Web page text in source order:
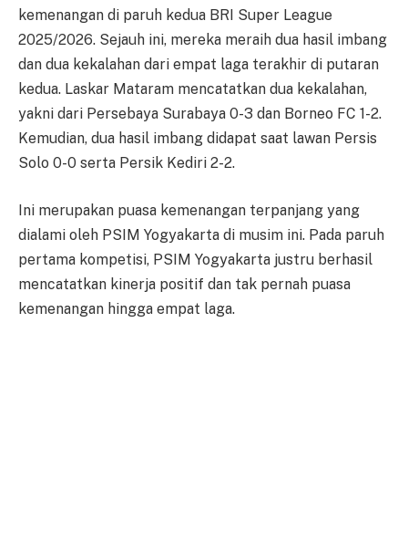
kemenangan di paruh kedua BRI Super League
2025/2026. Sejauh ini, mereka meraih dua hasil imbang
dan dua kekalahan dari empat laga terakhir di putaran
kedua. Laskar Mataram mencatatkan dua kekalahan,
yakni dari Persebaya Surabaya 0-3 dan Borneo FC 1-2.
Kemudian, dua hasil imbang didapat saat lawan Persis
Solo 0-0 serta Persik Kediri 2-2.
Ini merupakan puasa kemenangan terpanjang yang
dialami oleh PSIM Yogyakarta di musim ini. Pada paruh
pertama kompetisi, PSIM Yogyakarta justru berhasil
mencatatkan kinerja positif dan tak pernah puasa
kemenangan hingga empat laga.